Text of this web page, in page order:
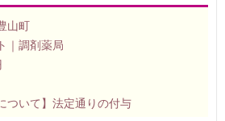
山町
｜調剤薬局
ついて】法定通りの付与